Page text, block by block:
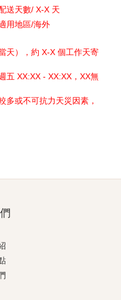
送天數/ X-X 天
用地區/海外
天），約 X-X 個工作天寄
五 XX:XX - XX:XX，XX無
多或不可抗力天災因素，